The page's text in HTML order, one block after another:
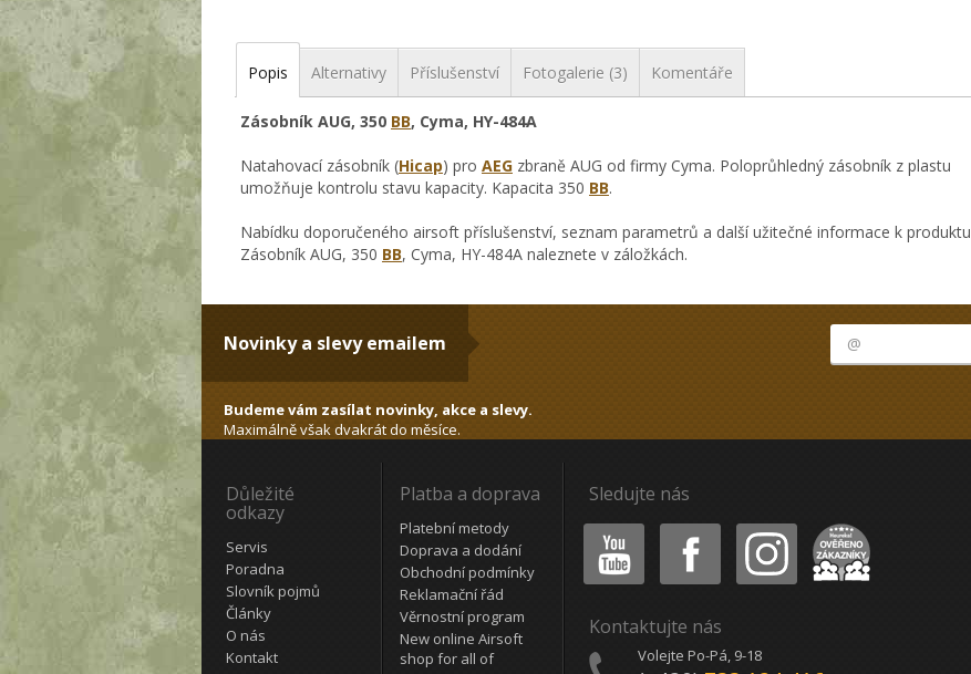
Popis Alternativy Příslušenství Fotogalerie (3) Komentáře
Zásobník AUG, 350 BB, Cyma, HY-484A
Natahovací zásobník (Hicap) pro AEG zbraně AUG od firmy Cyma. Poloprůhledný zásobník z plastu
umožňuje kontrolu stavu kapacity. Kapacita 350 BB.
Nabídku doporučeného airsoft příslušenství, seznam parametrů a další užitečné informace k produktu
Zásobník AUG, 350 BB, Cyma, HY-484A naleznete v záložkách.
Novinky a slevy emailem
Budeme vám zasílat novinky, akce a slevy.
Maximálně však dvakrát do měsíce.
Důležité
odkazy
Servis
Poradna
Slovník pojmů
Články
O nás
Kontakt
Platba a doprava
Platební metody
Doprava a dodání
Obchodní podmínky
Reklamační řád
Věrnostní program
New online Airsoft
shop for all of
Sledujte nás
Youtube Facebook Instagram Heureka
Kontaktujte nás
Volejte Po-Pá, 9-18